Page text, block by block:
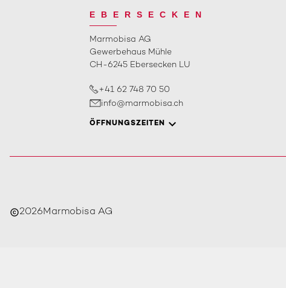
EBERSECKEN
Marmobisa AG
Gewerbehaus Mühle
CH-6245 Ebersecken LU
+41 62 748 70 50
info@marmobisa.ch
ÖFFNUNGSZEITEN
copyright2026Marmobisa AG